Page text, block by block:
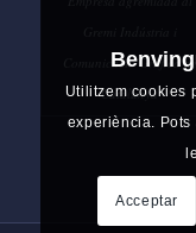
Comunicació Gràfica de
Catalunya
Utilitzem cookies
experiència.
Acceptar